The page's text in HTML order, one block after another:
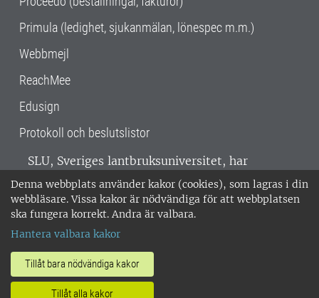
Denna webbplats använder kakor (cookies), som lagras i din
webbläsare. Vissa kakor är nödvändiga för att webbplatsen
ska fungera korrekt. Andra är valbara.
Hantera valbara kakor
Tillåt bara nödvändiga kakor
Tillåt alla kakor
Primula (ledighet, sjukanmälan, lönespec m.m.)
Webbmejl
ReachMee
Edusign
Protokoll och beslutslistor
SLU, Sveriges lantbruksuniversitet, har
verksamhet över hela Sverige. Huvudorter är
Alnarp, Uppsala och Umeå.SLU är
miljöcertifierat enligt ISO 14001. •
018-67 10 00 • Org nr: 202100-2817 •
Om SLU:s webbplatser
•Hantera kakor•Behandling av